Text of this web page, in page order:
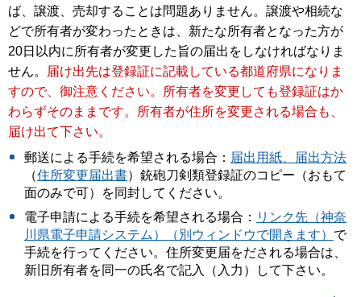
ば、譲渡、売却することは問題ありません。譲渡や相続な
どで所有者が変わったときは、新たな所有者となった方が
20日以内に所有者が変更した旨の届出をしなければなりま
せん。
届け出先は登録証に記載している都道府県になりま
すので、御注意ください。所有者を変更しても登録証はか
わらずそのままです。所有者が住所を変更される場合も、
届け出て下さい。
郵送による手続を希望される場合： 届出用紙、届出方法
（住所変更届出書）銃砲刀剣類登録証のコピー（おもて
面のみで可）を同封してください。
電子申請による手続を希望される場合： リンク先（神奈
川県電子申請システム）（別ウィンドウで開きます） で
手続を行ってください。住所変更届をだされる場合は、
新旧所有者を同一の氏名で記入（入力）して下さい。